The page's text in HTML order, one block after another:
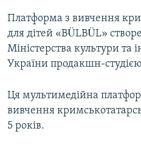
Платформа з вивчення
для дітей «BÜLBÜL»
Міністерства культури та
України продакшн-
Ця мультимедійна
вивчення
5 років.